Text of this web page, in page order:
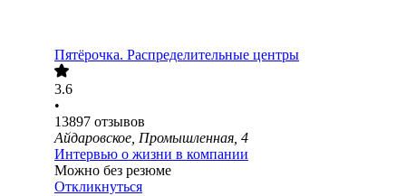
Пятёрочка. Распределительные центры
3.6
•
13897 отзывов
Айдаровское, Промышленная, 4
Интервью о жизни в компании
Можно без резюме
Откликнуться